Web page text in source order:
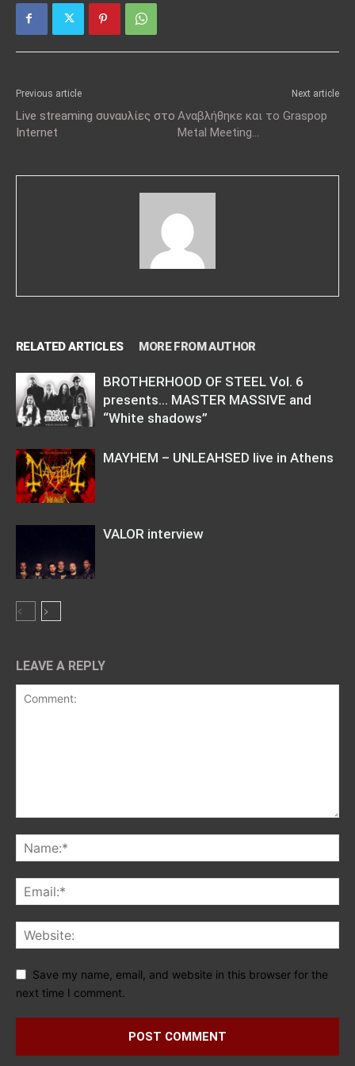
Previous article
Live streaming συναυλίες στο
Internet
Next article
Αναβλήθηκε και το Graspop
Metal Meeting…
RELATED ARTICLES MORE FROM AUTHOR
BROTHERHOOD OF STEEL Vol. 6
presents… MASTER MASSIVE and
“White shadows”
MAYHEM – UNLEAHSED live in Athens
VALOR interview
LEAVE A REPLY
Save my name, email, and website in this browser for the
next time I comment.